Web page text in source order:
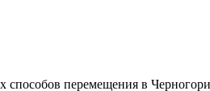
перемещения в